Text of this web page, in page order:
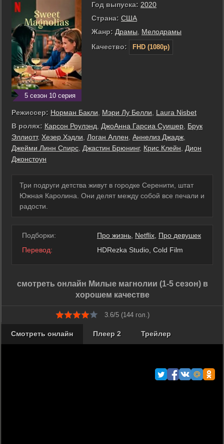
5 сезон 10 серия
Год выпуска: 2020
Страна: США
Жанр: Драмы
Мелодрамы
Качество:
FHD (1080p)
Режиссер: Норман Бакли, Мэри Лу Белли, Laura Nisbet
В ролях: Карсон Роулэнд, ДжоАнна Гарсиа Суишер, Брук
Эллиотт, Хезер Хэдли, Логан Аллен, Аннелиз Джадж,
Джейми Линн Спирс, Джастин Брюнинг, Крис Клейн, Дион
Джонстоун
Три подруги детства живут в городке Серенити, штат
Южная Каролина. Они делят между собой все печали и
радости.
Подборки: Про жизнь, Netflix, Про девушек
Перевод:
HDRezka Studio, Cold Film
смотреть онлайн Милые магнолии (1-5 сезон) в
хорошем качестве
3.6/5 (144гол.)
Смотреть онлайн Плеер 2 Трейлер